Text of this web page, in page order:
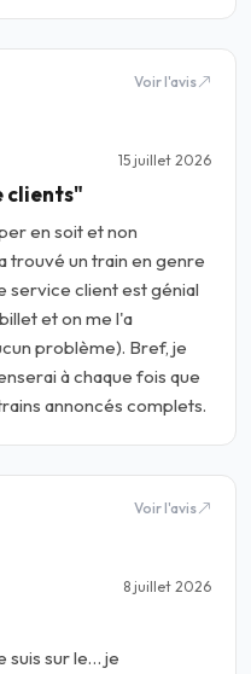
15 juillet 2026
clients"
en soit et non
trouvé un train en genre
service client est génial
et on me l'a
problème). Bref, je
à chaque fois que
annoncés complets.
Voir l'avis
8 juillet 2026
suis sur le… je
Voir l'avis